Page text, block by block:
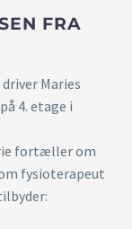
FRA
Maries
4. etage i
fortæller om
fysioterapeut